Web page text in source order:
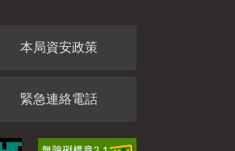
本局資安政策
緊急連絡電話